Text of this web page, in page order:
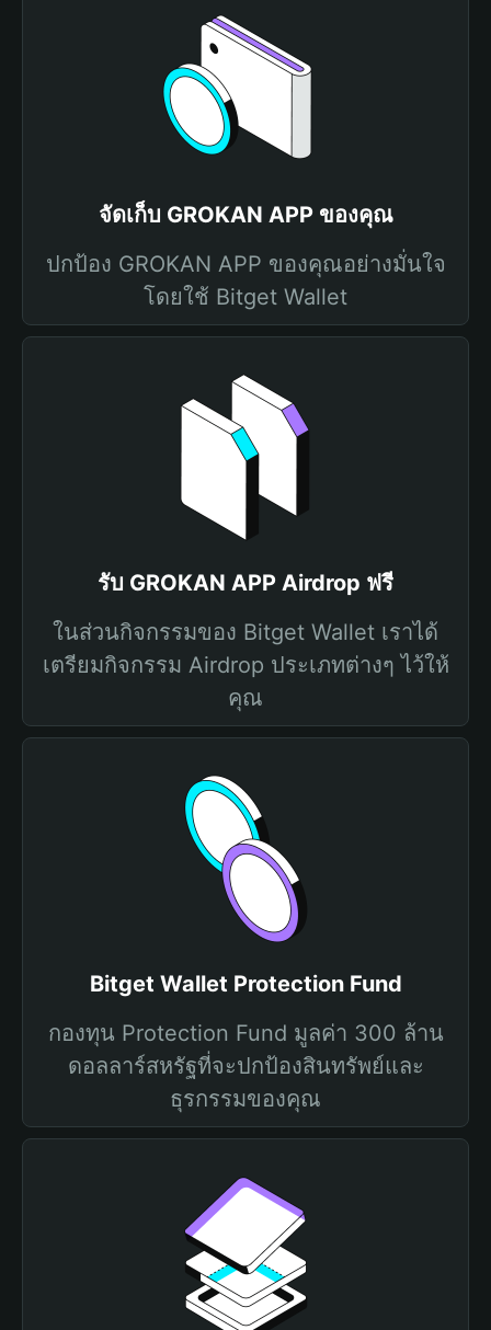
จัดเก็บ GROKAN APP ของคุณ
ปกป้อง GROKAN APP ของคุณอย่างมั่นใจ
โดยใช้ Bitget Wallet
รับ GROKAN APP Airdrop ฟรี
ในส่วนกิจกรรมของ Bitget Wallet เราได้
เตรียมกิจกรรม Airdrop ประเภทต่างๆ ไว้ให้
คุณ
Bitget Wallet Protection Fund
กองทุน Protection Fund มูลค่า 300 ล้าน
ดอลลาร์สหรัฐที่จะปกป้องสินทรัพย์และ
ธุรกรรมของคุณ